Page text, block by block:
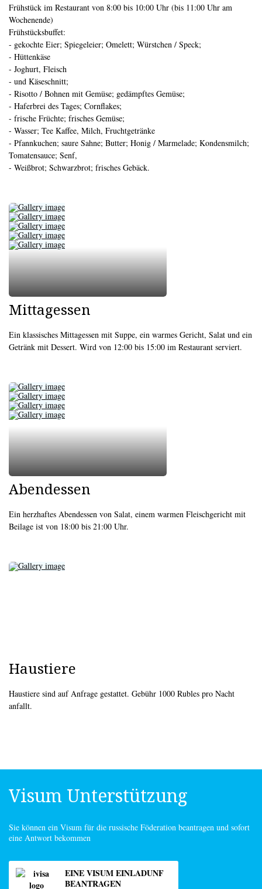
Frühstück im Restaurant von 8:00 bis 10:00 Uhr (bis 11:00 Uhr am
Wochenende)
Frühstücksbuffet:
- gekochte Eier; Spiegeleier; Omelett; Würstchen / Speck;
- Hüttenkäse
- Joghurt, Fleisch
- und Käseschnitt;
- Risotto / Bohnen mit Gemüse; gedämpftes Gemüse;
- Haferbrei des Tages; Cornflakes;
- frische Früchte; frisches Gemüse;
- Wasser; Tee Kaffee, Milch, Fruchtgetränke
- Pfannkuchen; saure Sahne; Butter; Honig / Marmelade; Kondensmilch;
Tomatensauce; Senf,
- Weißbrot; Schwarzbrot; frisches Gebäck.
Mittagessen
Ein klassisches Mittagessen mit Suppe, ein warmes Gericht, Salat und ein
Getränk mit Dessert. Wird von 12:00 bis 15:00 im Restaurant serviert.
Abendessen
Ein herzhaftes Abendessen von Salat, einem warmen Fleischgericht mit
Beilage ist von 18:00 bis 21:00 Uhr.
Haustiere
Haustiere sind auf Anfrage gestattet. Gebühr 1000 Rubles pro Nacht
anfallt.
Visum Unterstützung
Sie können ein Visum für die russische Föderation beantragen und sofort
eine Antwort bekommen
EINE VISUM EINLADUNF
BEANTRAGEN